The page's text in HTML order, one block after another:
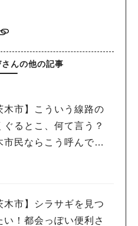
んの他の記事
木市】こういう線路の
ぐるとこ、何て言う？
市民ならこう呼んでい
木市】シラサギを見つ
い！都会っぽい便利さ